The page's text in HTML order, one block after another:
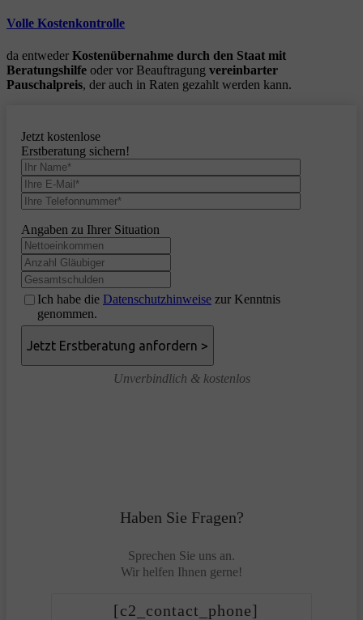
Volle Kostenkontrolle
da entweder Kostenübernahme durch den Staat mit
Beratungshilfe oder vor Beauftragung vereinbarter
Pauschalpreis, der auch in Raten gezahlt werden kann.
Jetzt kostenlose
Erstberatung sichern!
Angaben zu Ihrer Situation
Ich habe die Datenschutzhinweise zur Kenntnis
genommen.
Unverbindlich & kostenlos
Haben Sie Fragen?
Sprechen Sie uns an.
Wir helfen Ihnen gerne!
[c2_contact_phone]